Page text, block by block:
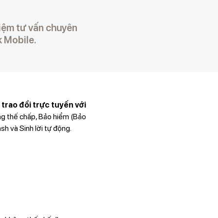
tư vấn chuyên
Mobile.
trao đổi trực tuyến với
thế chấp, Bảo hiểm (Bảo
và Sinh lời tự động.